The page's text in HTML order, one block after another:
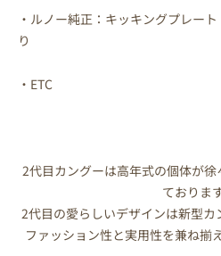
・ルノー純正：キッキングプレー
り
・ETC
2代目カングーは高年式の個体が
ておりま
2代目の愛らしいデザインは新型
ファッション性と実用性を兼ね